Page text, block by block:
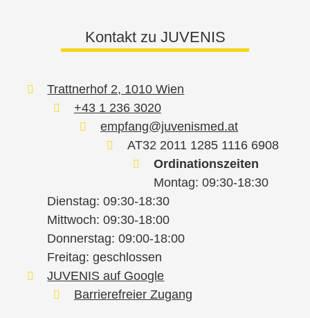
Kontakt zu JUVENIS
Trattnerhof 2, 1010 Wien
+43 1 236 3020
empfang@juvenismed.at
AT32 2011 1285 1116 6908
Ordinationszeiten
Montag: 09:30-18:30
Dienstag: 09:30-18:30
Mittwoch: 09:30-18:00
Donnerstag: 09:00-18:00
Freitag: geschlossen
JUVENIS auf Google
Barrierefreier Zugang